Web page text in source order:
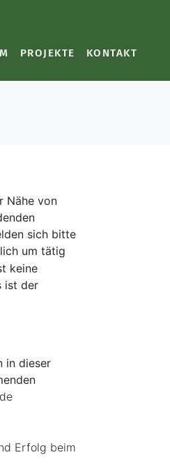
PROJEKTE KONTAKT
Nähe von
sich bitte
um tätig
keine
ist der
in dieser
Erfolg beim